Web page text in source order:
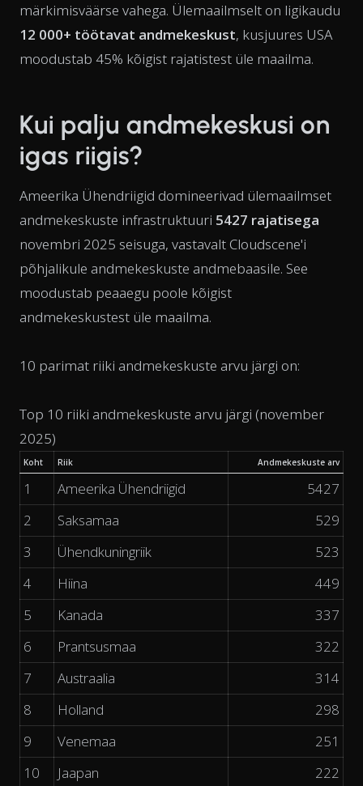
märkimisväärse vahega. Ülemaailmselt on ligikaudu
12 000+ töötavat andmekeskust, kusjuures USA
moodustab 45% kõigist rajatistest üle maailma.
Kui palju andmekeskusi on
igas riigis?
Ameerika Ühendriigid domineerivad ülemaailmset
andmekeskuste infrastruktuuri 5427 rajatisega
novembri 2025 seisuga, vastavalt Cloudscene'i
põhjalikule andmekeskuste andmebaasile. See
moodustab peaaegu poole kõigist
andmekeskustest üle maailma.
10 parimat riiki andmekeskuste arvu järgi on:
Top 10 riiki andmekeskuste arvu järgi (november
2025)
Koht Riik Andmekeskuste arv
1 Ameerika Ühendriigid
5427
2
Saksamaa
529
3
Ühendkuningriik
523
4
Hiina
449
5
Kanada
337
6
Prantsusmaa
322
7
Austraalia
314
8
Holland
298
9
Venemaa
251
10
Jaapan 222